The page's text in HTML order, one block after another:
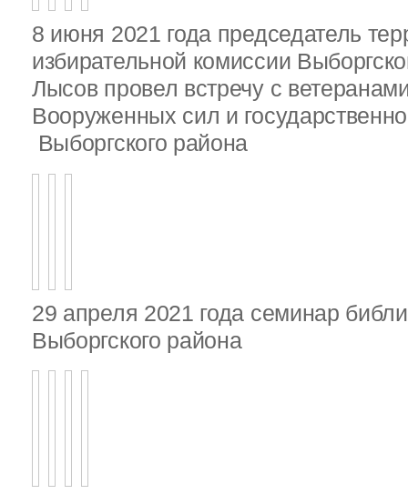
8 июня 2021 года председатель
избирательной комиссии
Лысов провел встречу с
Вооруженных сил и
Выборгского района
29 апреля 2021 года семинар
Выборгского района